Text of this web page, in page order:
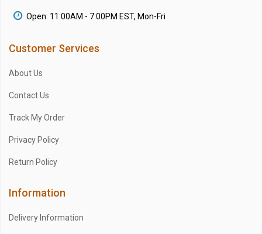
Open: 11:00AM - 7:00PM EST, Mon-Fri
Customer Services
About Us
Contact Us
Track My Order
Privacy Policy
Return Policy
Information
Delivery Information